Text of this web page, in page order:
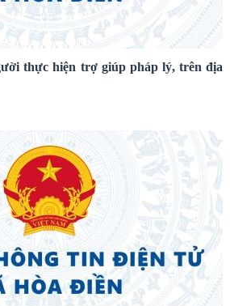
thực hiện trợ giúp pháp lý, trên địa